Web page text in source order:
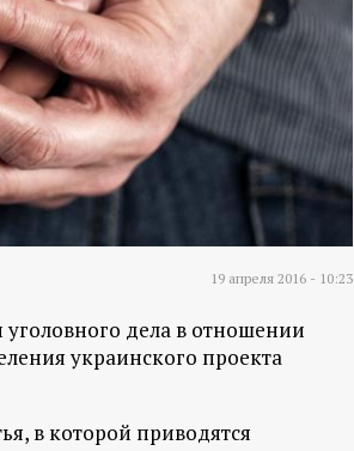
19 апреля 2016 - 10:23
дела в отношении
украинского проекта
в которой приводятся